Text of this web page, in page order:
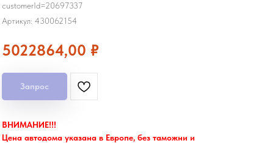
customerId=20697337
Артикул: 430062154
5022864,00 ₽
Запрос
ВНИМАНИЕ!!!
Цена автодома указана в Европе, без таможни и